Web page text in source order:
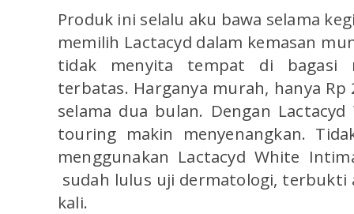
Produk ini selalu aku bawa selama
memilih Lactacyd dalam kemasan
tidak menyita tempat di bagasi
terbatas. Harganya murah, hanya
selama dua bulan. Dengan
touring makin menyenangkan.
menggunakan Lactacyd White
sudah lulus uji dermatologi, terbukti
kali.